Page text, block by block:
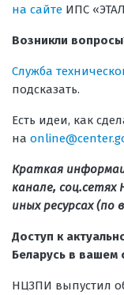
на сайте ИПС
Возникли
Служба
подсказать.
Есть идеи, как
на
Краткая
канале, соц.сетях
иных ресурсах (по
Доступ к
Беларусь в вашем
НЦЗПИ выпустил